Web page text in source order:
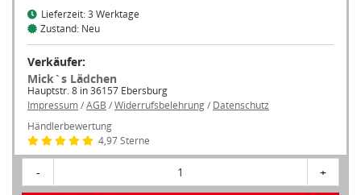
Lieferzeit: 3 Werktage
Zustand: Neu
Verkäufer:
Mick`s Lädchen
Hauptstr. 8 in 36157 Ebersburg
Impressum/AGB /Widerrufsbelehrung/ Datenschutz
Händlerbewertung
4,97 Sterne
- 1 +